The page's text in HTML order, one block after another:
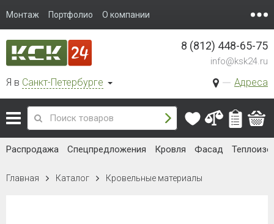
Монтаж Портфолио О компании
Я в Санкт-Петербурге Адреса
8 (812) 448-65-75
info@ksk24.ru
Распродажа Спецпредложения Кровля Фасад
Главная Каталог Кровельные материалы